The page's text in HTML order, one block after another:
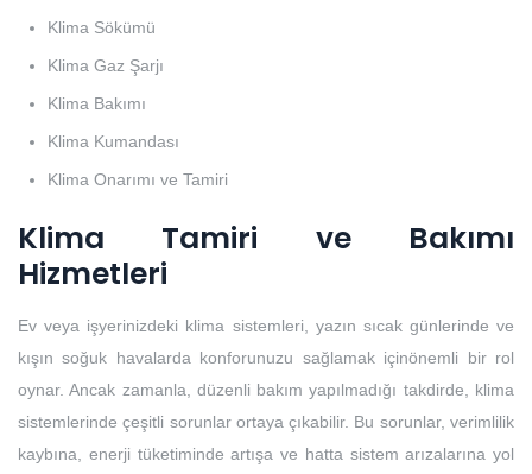
Klima Sökümü
Klima Gaz Şarjı
Klima Bakımı
Klima Kumandası
Klima Onarımı ve Tamiri
Klima Tamiri ve Bakımı
Hizmetleri
Ev veya işyerinizdeki klima sistemleri, yazın sıcak günlerinde ve
kışın soğuk havalarda konforunuzu sağlamak içinönemli bir rol
oynar. Ancak zamanla, düzenli bakım yapılmadığı takdirde, klima
sistemlerinde çeşitli sorunlar ortaya çıkabilir. Bu sorunlar, verimlilik
kaybına, enerji tüketiminde artışa ve hatta sistem arızalarına yol